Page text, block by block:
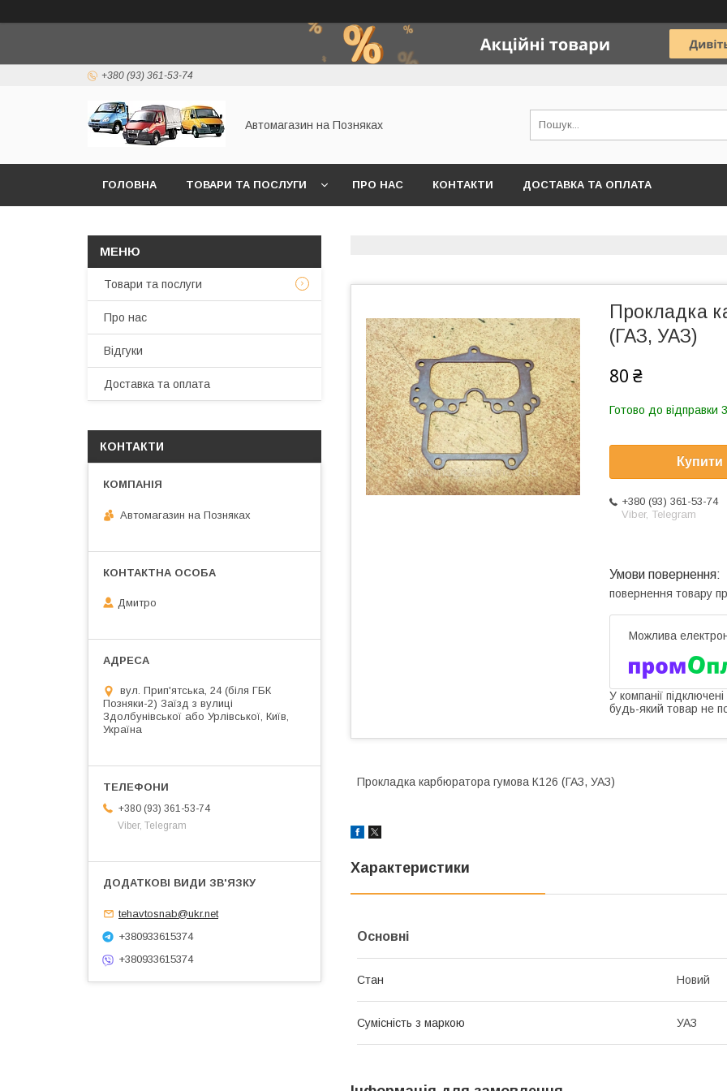
+380 (93) 361-53-74
Автомагазин на Позняках
ГОЛОВНА ТОВАРИ ТА ПОСЛУГИ ПРО НАС КОНТАКТИ ДОСТАВКА ТА ОПЛАТА
Прокладка
(ГАЗ, УАЗ)
80 ₴
Готово до відправки
Купити
+380 (93) 361-53-74
Viber, Telegram
повернення товару
У компанії
будь-який товар не
Прокладка карбюратора гумова К126 (ГАЗ, УАЗ)
Характеристики
Основні
Стан Новий
Сумісність з маркою УАЗ
Товари та послуги
Про нас
Відгуки
Доставка та оплата
КОНТАКТИ
Автомагазин на Позняках
Дмитро
вул. Прип'ятська, 24 (біля ГБК
Позняки-2) Заїзд з вулиці
Здолбунівської або Урлівської, Київ,
Україна
+380 (93) 361-53-74
Viber, Telegram
tehavtosnab@ukr.net
+380933615374
+380933615374